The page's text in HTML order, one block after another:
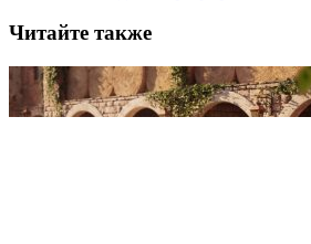
Читайте также